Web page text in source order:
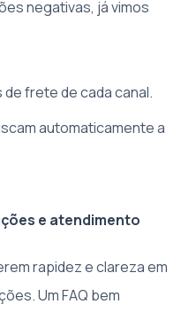
negativas, já vimos
frete de cada canal.
automaticamente a
e atendimento
rapidez e clareza em
Um FAQ bem